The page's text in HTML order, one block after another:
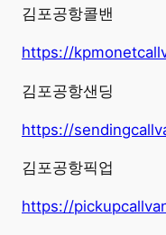
김포공항콜밴
https://
김포공항샌딩
https://
김포공항픽업
https://